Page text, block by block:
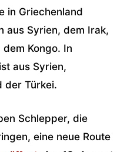
in Griechenland
aus Syrien, dem Irak,
Kongo. In
aus Syrien,
der Türkei.
Schlepper, die
eine neue Route